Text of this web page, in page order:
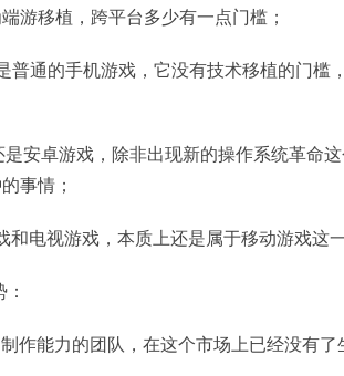
游移植，跨平台多少有一点门槛；
普通的手机游戏，它没有技术移植的门槛
安卓游戏，除非出现新的操作系统革命
事情；
电视游戏，本质上还是属于移动游戏这一
作能力的团队，在这个市场上已经没有了